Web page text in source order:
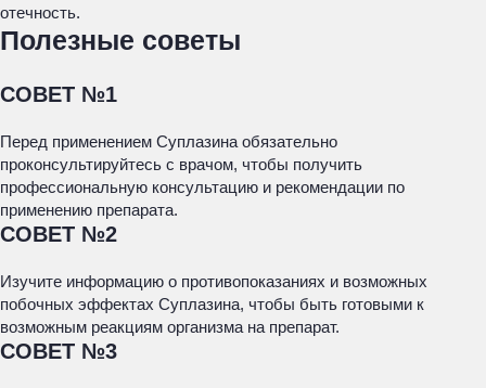
отечность.
Полезные советы
СОВЕТ №1
Перед применением Суплазина обязательно
проконсультируйтесь с врачом, чтобы получить
профессиональную консультацию и рекомендации по
применению препарата.
СОВЕТ №2
Изучите информацию о противопоказаниях и возможных
побочных эффектах Суплазина, чтобы быть готовыми к
возможным реакциям организма на препарат.
СОВЕТ №3